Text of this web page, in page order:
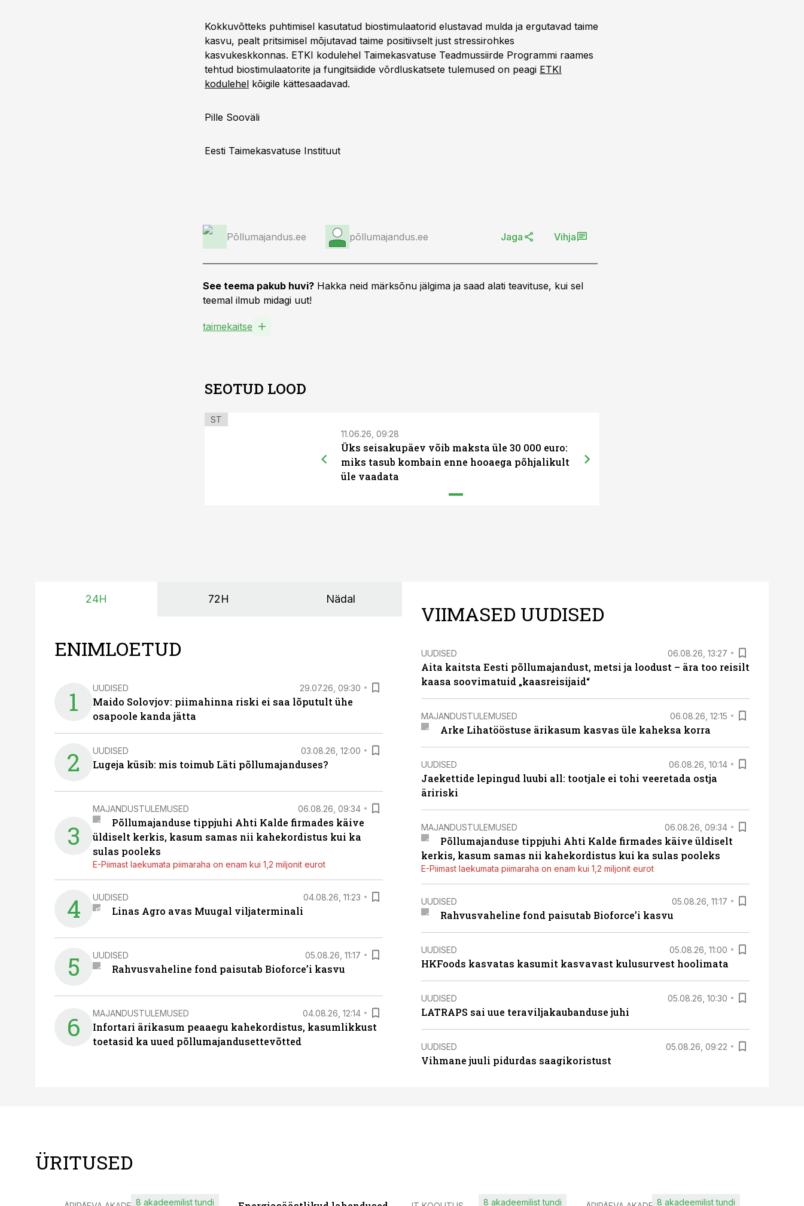
Kokkuvõtteks puhtimisel kasutatud biostimulaatorid elustavad mulda ja ergutavad taime
kasvu, pealt pritsimisel mõjutavad taime positiivselt just stressirohkes
kasvukeskkonnas. ETKI kodulehel Taimekasvatuse Teadmussiirde Programmi raames
tehtud biostimulaatorite ja fungitsiidide võrdluskatsete tulemused on peagi ETKI
kodulehel kõigile kättesaadavad.
Pille Sooväli
Eesti Taimekasvatuse Instituut
Põllumajandus.ee põllumajandus.ee Jaga Vihja
See teema pakub huvi? Hakka neid märksõnu jälgima ja saad alati teavituse, kui sel
teemal ilmub midagi uut!
taimekaitse
SEOTUD LOOD
ST
11.06.26, 09:28
Üks seisakupäev võib maksta üle 30 000 euro:
miks tasub kombain enne hooaega põhjalikult
üle vaadata
24H 72H Nädal
ENIMLOETUD
1 UUDISED 29.07.26, 09:30
Maido Solovjov: piimahinna riski ei saa lõputult ühe
osapoole kanda jätta
2 UUDISED 03.08.26, 12:00
Lugeja küsib: mis toimub Läti põllumajanduses?
3
MAJANDUSTULEMUSED 06.08.26, 09:34
Põllumajanduse tippjuhi Ahti Kalde firmades käive
üldiselt kerkis, kasum samas nii kahekordistus kui ka
sulas pooleks
E-Piimast laekumata piimaraha on enam kui 1,2 miljonit eurot
4 UUDISED 04.08.26, 11:23
Linas Agro avas Muugal viljaterminali
5 UUDISED 05.08.26, 11:17
Rahvusvaheline fond paisutab Bioforce’i kasvu
6 MAJANDUSTULEMUSED 04.08.26, 12:14
Infortari ärikasum peaaegu kahekordistus, kasumlikkust
toetasid ka uued põllumajandusettevõtted
VIIMASED UUDISED
UUDISED 06.08.26, 13:27
Aita kaitsta Eesti põllumajandust, metsi ja loodust – ära too reisilt
kaasa soovimatuid „kaasreisijaid“
MAJANDUSTULEMUSED 06.08.26, 12:15
Arke Lihatööstuse ärikasum kasvas üle kaheksa korra
UUDISED 06.08.26, 10:14
Jaekettide lepingud luubi all: tootjale ei tohi veeretada ostja
äririski
MAJANDUSTULEMUSED 06.08.26, 09:34
Põllumajanduse tippjuhi Ahti Kalde firmades käive üldiselt
kerkis, kasum samas nii kahekordistus kui ka sulas pooleks
E-Piimast laekumata piimaraha on enam kui 1,2 miljonit eurot
UUDISED 05.08.26, 11:17
Rahvusvaheline fond paisutab Bioforce’i kasvu
UUDISED 05.08.26, 11:00
HKFoods kasvatas kasumit kasvavast kulusurvest hoolimata
UUDISED 05.08.26, 10:30
LATRAPS sai uue teraviljakaubanduse juhi
UUDISED 05.08.26, 09:22
Vihmane juuli pidurdas saagikoristust
ÜRITUSED
8 akadeemilist tundi 8 akadeemilist tundi 8 akadeemilist tundi